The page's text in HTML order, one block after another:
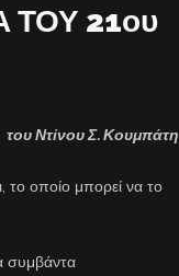
ΤΟΥ 21ου
του Ντίνου Σ. Κουμπάτη
το οποίο μπορεί να το
συμβάντα